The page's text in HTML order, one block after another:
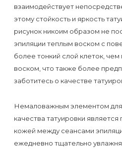
важным
Противопоказания
к
эпиляции
Что
нужно
взаимодействует
этому стойкость и яркость
рисунок никоим образом не
эпиляции теплым воском с
более тонкий слой клеток,
воском, что также более
заботитесь о качестве
Немаловажным элементом
качества татуировки
кожей между сеансами
ежедневно тщательно